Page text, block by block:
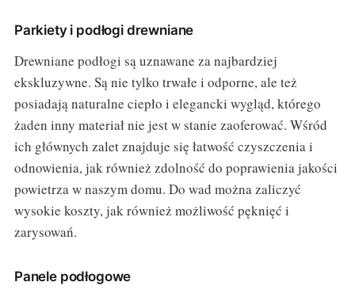
Parkiety i podłogi drewniane
Drewniane podłogi są uznawane za najbardziej
ekskluzywne. Są nie tylko trwałe i odporne, ale też
posiadają naturalne ciepło i elegancki wygląd, którego
żaden inny materiał nie jest w stanie zaoferować. Wśród
ich głównych zalet znajduje się łatwość czyszczenia i
odnowienia, jak również zdolność do poprawienia jakości
powietrza w naszym domu. Do wad można zaliczyć
wysokie koszty, jak również możliwość pęknięć i
zarysowań.
Panele podłogowe